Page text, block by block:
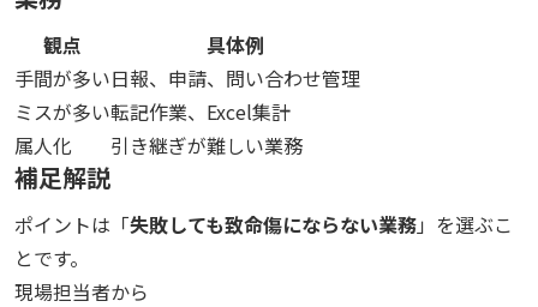
観点
具体例
手間が多い日報、申請、問い合わせ管理
ミスが多い転記作業、Excel集計
属人化
引き継ぎが難しい業務
補足解説
ポイントは「失敗しても致命傷にならない業務」を選ぶこ
とです。
現場担当者から